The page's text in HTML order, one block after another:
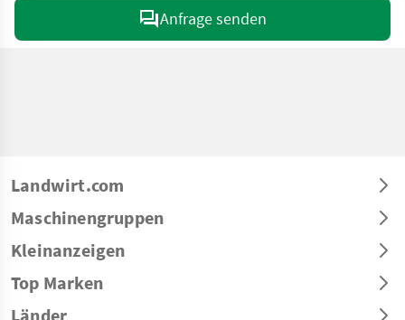
Anfrage senden
Landwirt.com
Maschinengruppen
Kleinanzeigen
Top Marken
Länder